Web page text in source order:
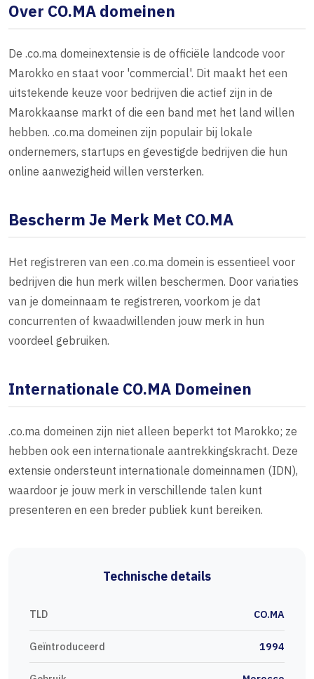
Over CO.MA domeinen
De .co.ma domeinextensie is de officiële landcode voor
Marokko en staat voor 'commercial'. Dit maakt het een
uitstekende keuze voor bedrijven die actief zijn in de
Marokkaanse markt of die een band met het land willen
hebben. .co.ma domeinen zijn populair bij lokale
ondernemers, startups en gevestigde bedrijven die hun
online aanwezigheid willen versterken.
Bescherm Je Merk Met CO.MA
Het registreren van een .co.ma domein is essentieel voor
bedrijven die hun merk willen beschermen. Door variaties
van je domeinnaam te registreren, voorkom je dat
concurrenten of kwaadwillenden jouw merk in hun
voordeel gebruiken.
Internationale CO.MA Domeinen
.co.ma domeinen zijn niet alleen beperkt tot Marokko; ze
hebben ook een internationale aantrekkingskracht. Deze
extensie ondersteunt internationale domeinnamen (IDN),
waardoor je jouw merk in verschillende talen kunt
presenteren en een breder publiek kunt bereiken.
Technische details
TLD CO.MA
Geïntroduceerd 1994